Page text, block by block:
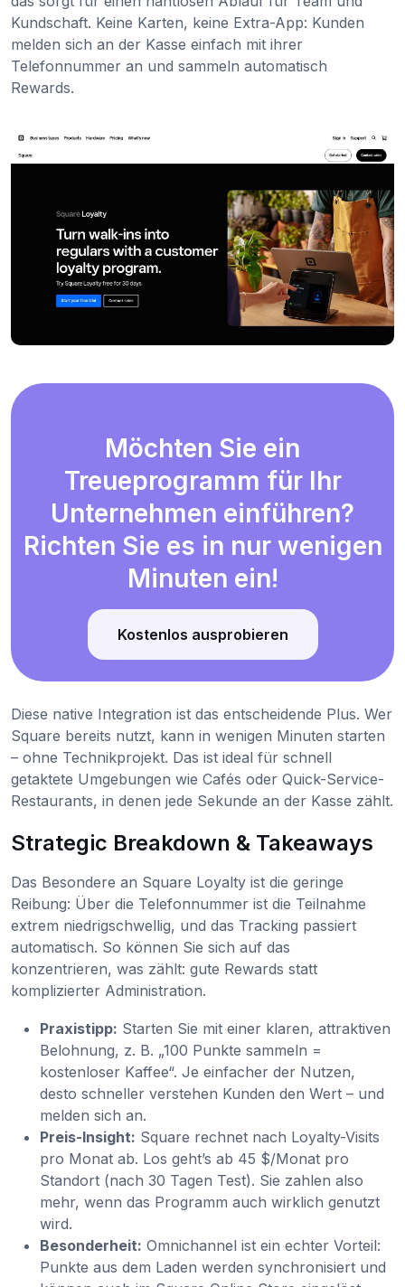
Kundschaft. Keine Karten, keine Extra-App: Kunden
melden sich an der Kasse einfach mit ihrer
Telefonnummer an und sammeln automatisch
Rewards.
Möchten Sie ein
Treueprogramm für Ihr
Unternehmen einführen?
Richten Sie es in nur wenigen
Minuten ein!
Kostenlos ausprobieren
Diese native Integration ist das entscheidende Plus. Wer
Square bereits nutzt, kann in wenigen Minuten starten
– ohne Technikprojekt. Das ist ideal für schnell
getaktete Umgebungen wie Cafés oder Quick-Service-
Restaurants, in denen jede Sekunde an der Kasse zählt.
Strategic Breakdown & Takeaways
Das Besondere an Square Loyalty ist die geringe
Reibung: Über die Telefonnummer ist die Teilnahme
extrem niedrigschwellig, und das Tracking passiert
automatisch. So können Sie sich auf das
konzentrieren, was zählt: gute Rewards statt
komplizierter Administration.
Praxistipp: Starten Sie mit einer klaren, attraktiven
Belohnung, z. B. „100 Punkte sammeln =
kostenloser Kaffee“. Je einfacher der Nutzen,
desto schneller verstehen Kunden den Wert – und
melden sich an.
Preis-Insight: Square rechnet nach Loyalty-Visits
pro Monat ab. Los geht’s ab 45 $/Monat pro
Standort (nach 30 Tagen Test). Sie zahlen also
mehr, wenn das Programm auch wirklich genutzt
wird.
Besonderheit: Omnichannel ist ein echter Vorteil:
Punkte aus dem Laden werden synchronisiert und